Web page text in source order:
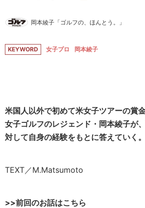
岡本綾子「ゴルフの、ほんとう。」
KEYWORD 女子プロ 岡本綾子
米国人以外で初めて米女子ツアーの賞
女子ゴルフのレジェンド・岡本綾子が
対して自身の経験をもとに答えていく。
TEXT／M.Matsumoto
>>前回のお話はこちら